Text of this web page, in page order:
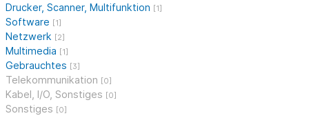
Drucker, Scanner, Multifunktion [1]
Software [1]
Netzwerk [2]
Multimedia [1]
Gebrauchtes [3]
Telekommunikation [0]
Kabel, I/O, Sonstiges [0]
Sonstiges [0]